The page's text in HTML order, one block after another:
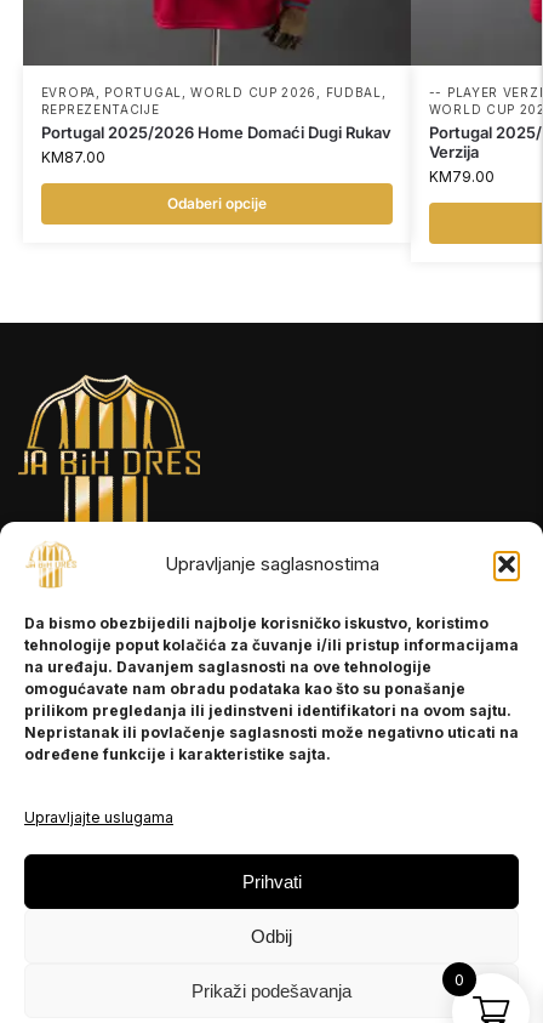
Upravljanje saglasnostima
Da bismo obezbijedili najbolje korisničko iskustvo, koristimo
tehnologije poput kolačića za čuvanje i/ili pristup informacijama
na uređaju. Davanjem saglasnosti na ove tehnologije
omogućavate nam obradu podataka kao što su ponašanje
prilikom pregledanja ili jedinstveni identifikatori na ovom sajtu.
Nepristanak ili povlačenje saglasnosti može negativno uticati na
određene funkcije i karakteristike sajta.
Upravljajte uslugama
Prihvati
Odbij
Prikaži podešavanja
EVROPA PORTUGAL ,WORLD CUP 2026 FUDBAL
REPREZENTACIJE
Portugal 2025/2026 Home Domaći Dugi Rukav
KM87.00
Odaberi opcije
-- PLAYER
WORLD CUP
Portugal
Verzija
KM79.00
INFORMACIJE
O nama
Kontakt
POMOĆ
Politika privatnosti
PRATITE NAS
Instagram
0